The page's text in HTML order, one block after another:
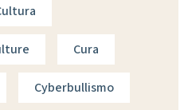
Cura
Cyberbullismo